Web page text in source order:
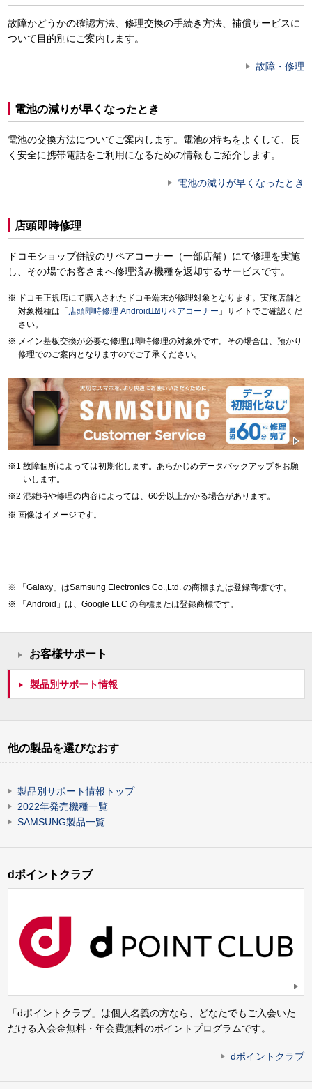
故障かどうかの確認方法、修理交換の手続き方法、補償サービスに
ついて目的別にご案内します。
故障・修理
電池の減りが早くなったとき
電池の交換方法についてご案内します。電池の持ちをよくして、長
く安全に携帯電話をご利用になるための情報もご紹介します。
電池の減りが早くなったとき
店頭即時修理
ドコモショップ併設のリペアコーナー（一部店舗）にて修理を実施
し、その場でお客さまへ修理済み機種を返却するサービスです。
ドコモ正規店にて購入されたドコモ端末が修理対象となります。実施店舗と
対象機種は「 店頭即時修理 AndroidTMリペアコーナー 」サイトでご確認くだ
さい。
メイン基板交換が必要な修理は即時修理の対象外です。その場合は、預かり
修理でのご案内となりますのでご了承ください。
故障個所によっては初期化します。あらかじめデータバックアップをお願
いします。
混雑時や修理の内容によっては、60分以上かかる場合があります。
画像はイメージです。
「Galaxy」はSamsung Electronics Co.,Ltd. の商標または登録商標です。
「Android」は、Google LLC の商標または登録商標です。
お客様サポート
製品別サポート情報
他の製品を選びなおす
製品別サポート情報トップ
2022年発売機種一覧
SAMSUNG製品一覧
dポイントクラブ
「dポイントクラブ」は個人名義の方なら、どなたでもご入会いた
だける入会金無料・年会費無料のポイントプログラムです。
dポイントクラブ